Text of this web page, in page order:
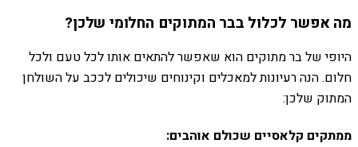
מה אפשר לכלול בבר המתוקים החלומי שלכן?
היופי של בר מתוקים הוא שאפשר להתאים אותו לכל טעם ולכל
חלום. הנה רעיונות למאכלים וקינוחים שיכולים לככב על השולחן
המתוק שלכן:
ממתקים קלאסיים שכולם אוהבים: